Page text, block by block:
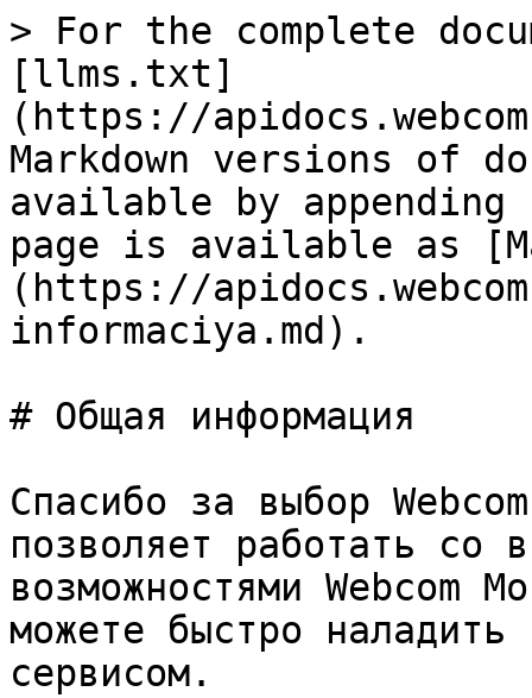
> For the complete
[llms.txt]
(https://
Markdown versions of
available by
page is available as
(https://
informaciya.md).
# Общая информация
Спасибо за выбор
позволяет работать со
возможностями Webcom
можете быстро наладить
сервисом.